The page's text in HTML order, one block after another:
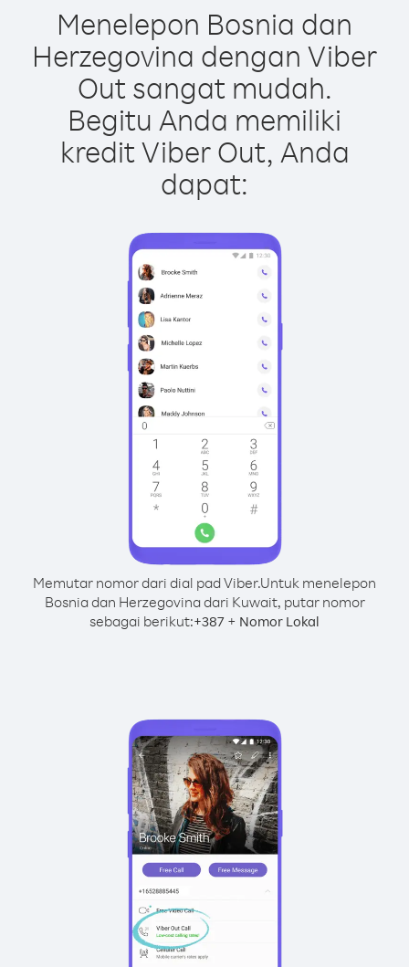
Menelepon Bosnia dan
Herzegovina dengan Viber
Out sangat mudah.
Begitu Anda memiliki
kredit Viber Out, Anda
dapat:
Memutar nomor dari dial pad Viber.Untuk menelepon
Bosnia dan Herzegovina dari Kuwait, putar nomor
sebagai berikut:+387 + Nomor Lokal